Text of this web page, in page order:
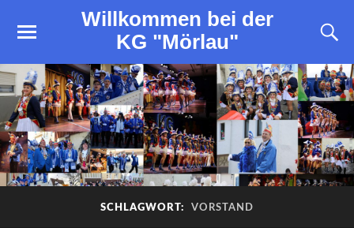
Willkommen bei der
KG "Mörlau"
SCHLAGWORT: VORSTAND